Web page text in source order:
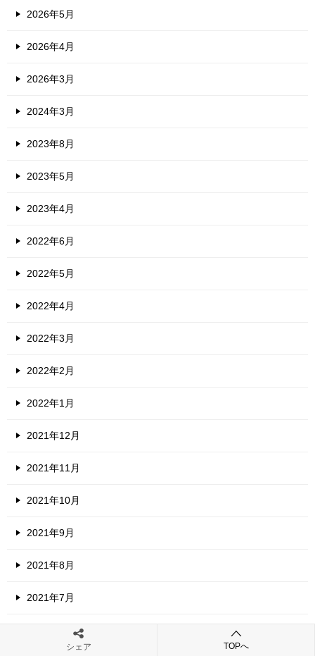
2026年5月
2026年4月
2026年3月
2024年3月
2023年8月
2023年5月
2023年4月
2022年6月
2022年5月
2022年4月
2022年3月
2022年2月
2022年1月
2021年12月
2021年11月
2021年10月
2021年9月
2021年8月
2021年7月
2021年6月
シェア TOPへ